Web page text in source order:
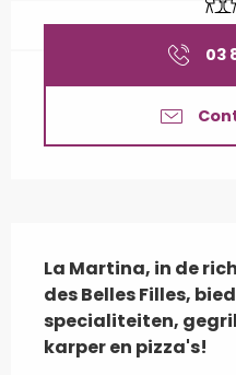
03
La Martina, in de
des Belles Filles,
specialiteiten,
karper en pizza's!